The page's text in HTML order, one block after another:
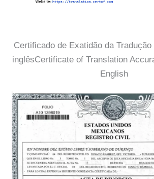
Certificado de Exatidão da
inglêsCertificate of Translation
English